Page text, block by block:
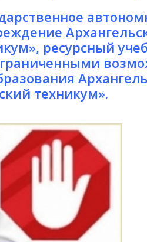
ресурсный
техникум».